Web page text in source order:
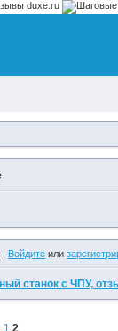
duxe.ru
Войдите или
станок с ЧПУ,